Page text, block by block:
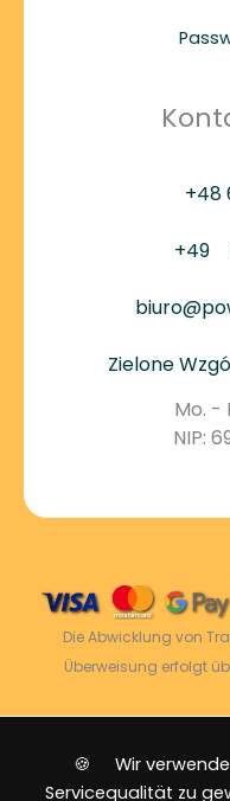
+48
+49
Zielone
Mo. -
NIP:
Die Abwicklung von
Überweisung erfolgt
2026 © Power Energy
Sitemap
🍪 Wir
Servicequalität zu